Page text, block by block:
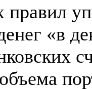
«в